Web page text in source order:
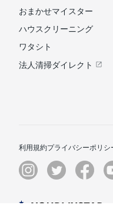
おまかせマイスター
ハウスクリーニング
ワタシト
法人清掃ダイレクト
利用規約プライバシーポリシ